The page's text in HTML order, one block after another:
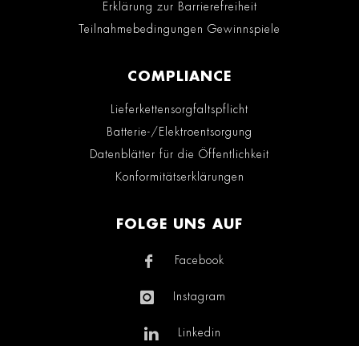
Erklärung zur Barrierefreiheit
Teilnahmebedingungen Gewinnspiele
COMPLIANCE
Lieferkettensorgfaltspflicht
Batterie-/Elektroentsorgung
Datenblätter für die Öffentlichkeit
Konformitätserklärungen
FOLGE UNS AUF
Facebook
Instagram
Linkedin